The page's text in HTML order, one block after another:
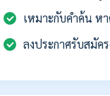
เหมาะกับคำค้น ห
ลงประกาศรับสมัค